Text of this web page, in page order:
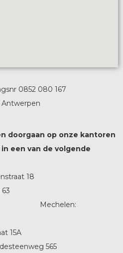
0852 080 167
Antwerpen
doorgaan op onze kantoren
een van de volgende
18
32A Mechelen:
15A
565